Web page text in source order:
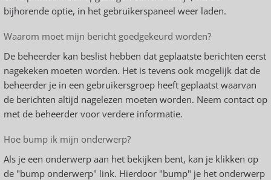
bijhorende optie, in het gebruikerspaneel weer laden.
Waarom moet mijn bericht goedgekeurd worden?
De beheerder kan beslist hebben dat geplaatste berichten eerst
nagekeken moeten worden. Het is tevens ook mogelijk dat de
beheerder je in een gebruikersgroep heeft geplaatst waarvan
de berichten altijd nagelezen moeten worden. Neem contact op
met de beheerder voor verdere informatie.
Hoe bump ik mijn onderwerp?
Als je een onderwerp aan het bekijken bent, kan je klikken op
de "bump onderwerp" link. Hierdoor "bump" je het onderwerp